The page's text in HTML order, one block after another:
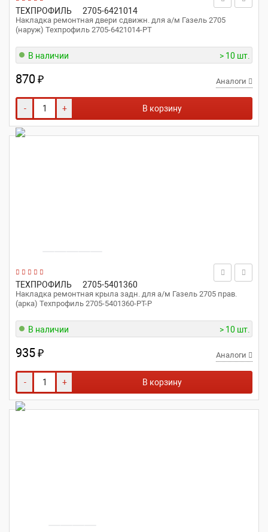
ТЕХПРОФИЛЬ 2705-6421014
Накладка ремонтная двери сдвижн. для а/м Газель 2705
(наруж) Техпрофиль 2705-6421014-РТ
В наличии > 10 шт.
870₽ Аналоги
- + В корзину
ТЕХПРОФИЛЬ 2705-5401360
Накладка ремонтная крыла задн. для а/м Газель 2705 прав.
(арка) Техпрофиль 2705-5401360-РТ-Р
В наличии > 10 шт.
935₽ Аналоги
- + В корзину